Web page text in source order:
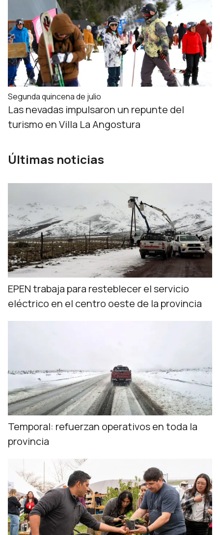
Segunda quincena de julio
Las nevadas impulsaron un repunte del
turismo en Villa La Angostura
Últimas noticias
EPEN trabaja para resteblecer el servicio
eléctrico en el centro oeste de la provincia
Temporal: refuerzan operativos en toda la
provincia